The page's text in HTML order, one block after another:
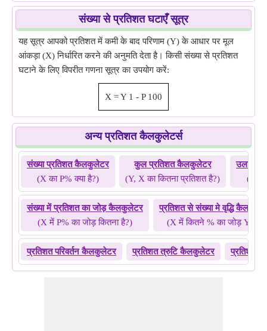
संख्या से प्रतिशत घटाएँ सूत्र
यह सूत्र आपको प्रतिशत में कमी के बाद परिणाम (Y) के आधार पर मूल
आंकड़ा (X) निर्धारित करने की अनुमति देता है। किसी संख्या से प्रतिशत
घटाने के लिए विपरीत गणना सूत्र का उपयोग करें:
X =Y 1 - P 100
अन्य प्रतिशत कैलकुलेटर्स
संख्या प्रतिशत कैलकुलेटर
(X का P% क्या है?)
कुल प्रतिशत कैलकुलेटर
(Y, X का कितना प्रतिशत है?)
उलटा
(Y
संख्या में प्रतिशत का जोड़ कैलकुलेटर
(X में P% का जोड़ कितना है?)
प्रतिशत से संख्या मे वृद्धि
(X में कितने % का जोड़ Y है?)
प्रतिशत परिवर्तन कैलकुलेटर प्रतिशत त्रुटि कैलकुलेटर प्रतिशत